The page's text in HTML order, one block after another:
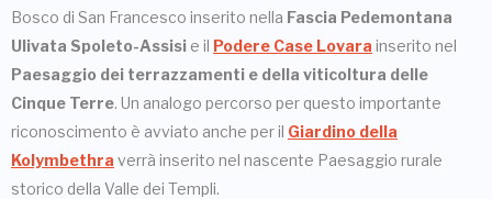
Bosco di San Francesco inserito nella Fascia Pedemontana
Ulivata Spoleto-Assisi e il Podere Case Lovara inserito nel
Paesaggio dei terrazzamenti e della viticoltura delle
Cinque Terre. Un analogo percorso per questo importante
riconoscimento è avviato anche per il Giardino della
Kolymbethra verrà inserito nel nascente Paesaggio rurale
storico della Valle dei Templi.